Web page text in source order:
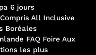
6 jours
All Inclusive
Boréales
FAQ Foire Aux
les plus